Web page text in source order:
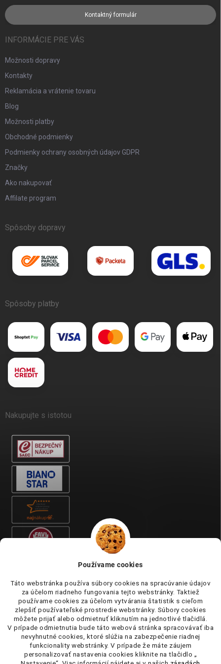
Používame cookies
Táto webstránka používa súbory cookies na spracúvanie údajov
za účelom riadneho fungovania tejto webstránky. Taktiež
používame cookies za účelom vytvárania štatistik s cieľom
zlepšiť používateľské prostredie webstránky. Súbory cookies
môžete prijať alebo odmietnuť kliknutím na jednotlivé tlačidlá.
V prípade odmietnutia bude táto webová stránka spracovávať iba
nevyhnutné cookies, ktoré slúžia na zabezpečenie riadnej
funkcionality webstránky. V prípade že máte záujem
personalizovať nastavenia cookies kliknite na tlačidlo „
Kontaktný formulár
INFORMÁCIE PRE VÁS
Možnosti dopravy
Kontakty
Reklamácia a vrátenie tovaru
Blog
Možnosti platby
Obchodné podmienky
Podmienky ochrany osobných údajov GDPR
Značky
Ako nakupovať
Affilate program
Spôsoby dopravy
Spôsoby platby
Nakupujte s istotou